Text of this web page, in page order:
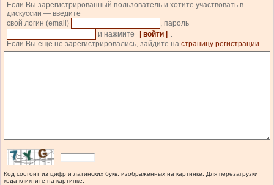
Если Вы зарегистрированный пользователь и хотите участвовать в
дискуссии — введите
свой логин (email)
, пароль
и нажмите
| войти |
.
Если Вы еще не зарегистрировались, зайдите на страницу регистрации.
Код состоит из цифр и латинских букв, изображенных на картинке. Для перезагрузки
кода кликните на картинке.